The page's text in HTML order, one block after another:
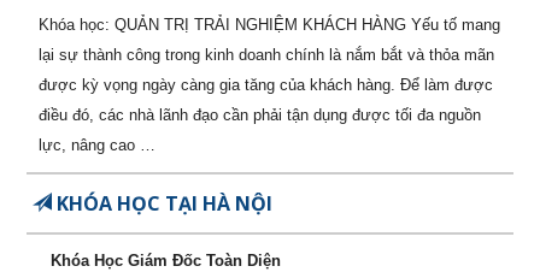
Khóa học: QUẢN TRỊ TRẢI NGHIỆM KHÁCH HÀNG Yếu tố mang
lại sự thành công trong kinh doanh chính là nắm bắt và thỏa mãn
được kỳ vọng ngày càng gia tăng của khách hàng. Để làm được
điều đó, các nhà lãnh đạo cần phải tận dụng được tối đa nguồn
lực, nâng cao …
KHÓA HỌC TẠI HÀ NỘI
Khóa Học Giám Đốc Toàn Diện
Giám Đốc Điều Hành chuyên
10
[ZOOM ONLINE] Khoá học
Nâng cao Năng lực Cho Quản
3.400.000đ)
14/09/2026